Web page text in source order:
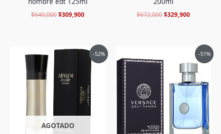
$640,000$309,900 $672,000$329,900
-52%
AGOTADO
El
era:
$999,000.
El
precio
actual
es:
-51%
precio
original
$615,000.
precio
actual
es:
$295,900.